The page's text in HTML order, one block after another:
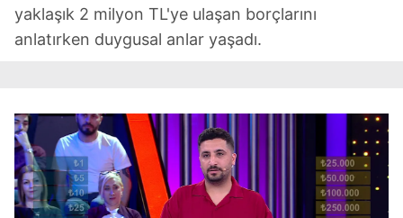
yaklaşık 2 milyon TL'ye ulaşan borçlarını
anlatırken duygusal anlar yaşadı.